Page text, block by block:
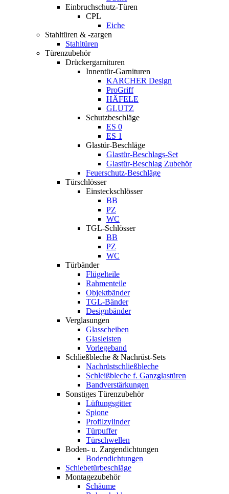
Einbruchschutz-Türen
CPL
Eiche
Stahltüren & -zargen
Stahltüren
Türenzubehör
Drückergarnituren
Innentür-Garnituren
KARCHER Design
ProGriff
HÄFELE
GLUTZ
Schutzbeschläge
ES 0
ES 1
Glastür-Beschläge
Glastür-Beschlags-Set
Glastür-Beschlag Zubehör
Feuerschutz-Beschläge
Türschlösser
Einsteckschlösser
BB
PZ
WC
TGL-Schlösser
BB
PZ
WC
Türbänder
Flügelteile
Rahmenteile
Objektbänder
TGL-Bänder
Designbänder
Verglasungen
Glasscheiben
Glasleisten
Vorlegeband
Schließbleche & Nachrüst-Sets
Nachrüstschließbleche
Schleißbleche f. Ganzglastüren
Bandverstärkungen
Sonstiges Türenzubehör
Lüftungsgitter
Spione
Profilzylinder
Türpuffer
Türschwellen
Boden- u. Zargendichtungen
Bodendichtungen
Schiebetürbeschläge
Montagezubehör
Schäume